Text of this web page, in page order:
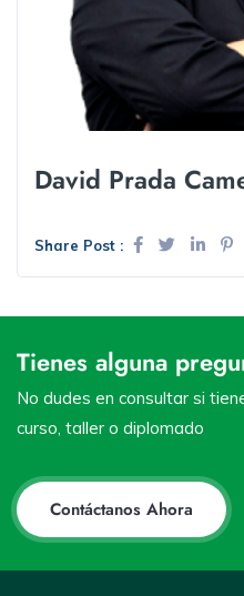
David Prada
Share Post :
Tienes alguna
No dudes en consultar si
curso, taller o diplomado
Contáctanos Ahora